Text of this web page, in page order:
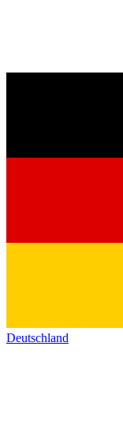
Deutschland